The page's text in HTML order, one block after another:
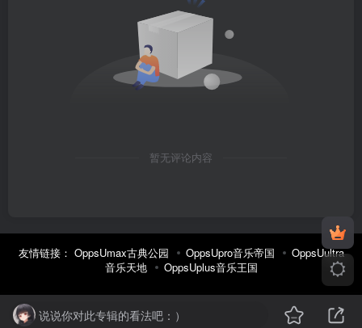
暂无评论内容
友情链接： OppsUmax古典公园 OppsUpro音乐帝国
OppsUultra
音乐天地
OppsUplus音乐王国
说说你对此专辑的看法吧：）